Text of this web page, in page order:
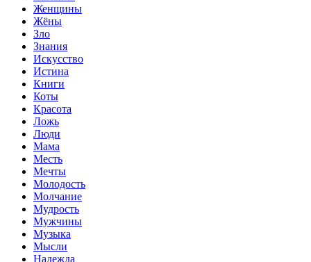
Женщины
Жёны
Зло
Знания
Искусство
Истина
Книги
Коты
Красота
Ложь
Люди
Мама
Месть
Мечты
Молодость
Молчание
Мудрость
Мужчины
Музыка
Мысли
Надежда